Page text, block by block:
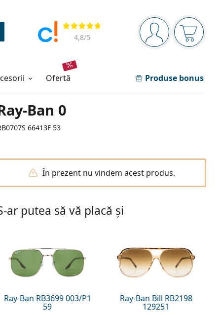
Panou de navigare
Sunteți logat
Coșul
Opinii
4,8/5
ofertă Produse bonus
Ban 0
66413F 53
În prezent nu vindem acest produs.
ar putea să vă placă și
Ray-Ban RB3699 003/P1
59
Ray-Ban Bill RB2198
129251